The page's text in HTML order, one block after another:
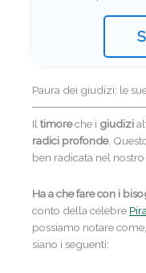
Paura dei giudizi: le
Iltimoreche i giudizi
radici profonde.
ben radicata nel nostro
Ha a che fare con i
conto della celebre
possiamo notare
siano i seguenti: